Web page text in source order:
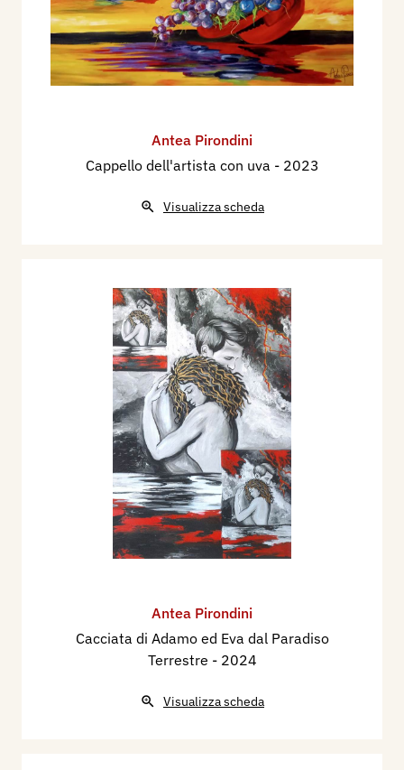
Antea Pirondini
Cappello dell'artista con uva - 2023
Visualizza scheda
Antea Pirondini
Cacciata di Adamo ed Eva dal Paradiso
Terrestre - 2024
Visualizza scheda